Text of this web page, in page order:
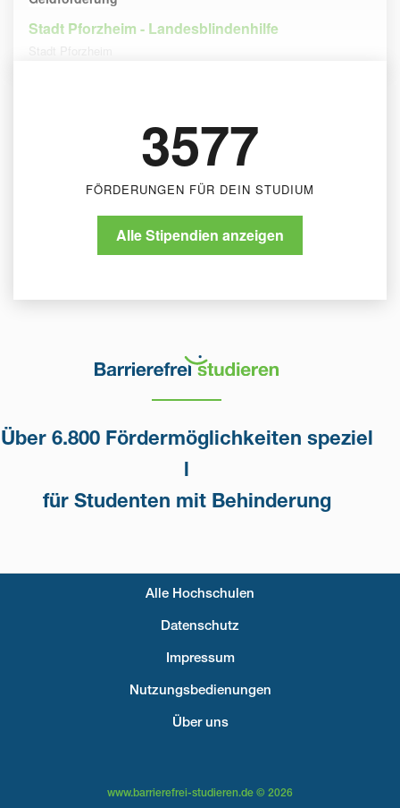
Stadt Pforzheim - Landesblindenhilfe
Stadt Pforzheim
3577
FÖRDERUNGEN FÜR DEIN STUDIUM
Alle Stipendien anzeigen
Über 6.800 Fördermöglichkeiten speziel
l
für Studenten mit Behinderung
Fußzeilenmenü
Alle Hochschulen
Datenschutz
Impressum
Nutzungsbedienungen
Über uns
www.barrierefrei-studieren.de © 2026